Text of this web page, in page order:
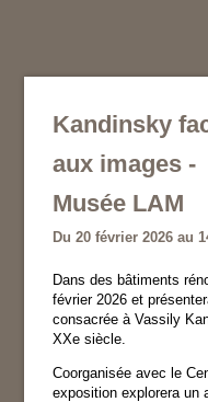
Kandinsky
aux images -
Musée LAM
Du 20 février 2026 au
Dans des bâtiments
février 2026 et
consacrée à Vassily
XXe siècle.
Coorganisée avec le
exposition explorera un